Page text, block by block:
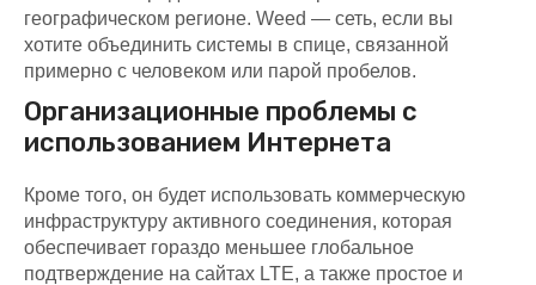
географическом регионе. Weed — сеть, если вы
хотите объединить системы в спице, связанной
примерно с человеком или парой пробелов.
Организационные проблемы с
использованием Интернета
Кроме того, он будет использовать коммерческую
инфраструктуру активного соединения, которая
обеспечивает гораздо меньшее глобальное
подтверждение на сайтах LTE, а также простое и